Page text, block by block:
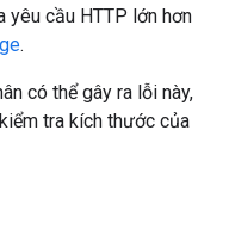
cầu HTTP lớn hơn
.
có thể gây ra lỗi này,
tra kích thước của